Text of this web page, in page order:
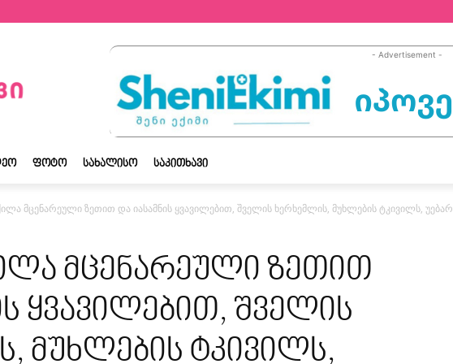
- Advertisement -
ᲤᲝᲢᲝ ᲡᲐᲮᲐᲚᲘᲡᲝ ᲡᲐᲙᲘᲗᲮᲐᲕᲘ
მცენარეული ზეთით და იასამნის ყვავილებით, შველის ხერხემლის, მუხლების ტკივილს,
მცენარეული ზეთით
ყვავილებით, შველის
მუხლების ტკივილს,